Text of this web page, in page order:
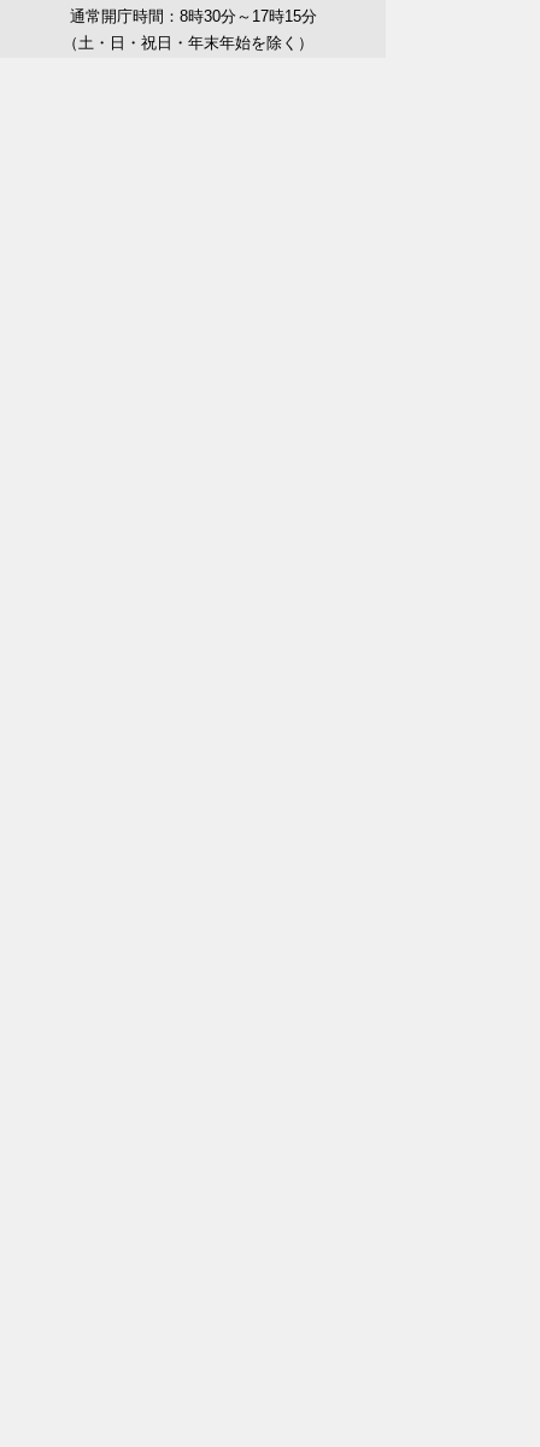
通常開庁時間：8時30分～17時15分
（土・日・祝日・年末年始を除く）